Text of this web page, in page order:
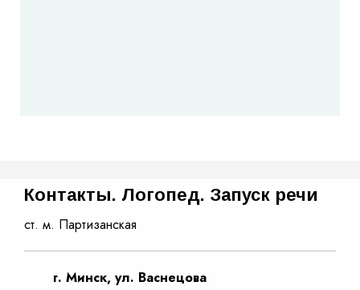
Контакты. Логопед. Запуск речи
ст. м. Партизанская
г. Минск, ул. Васнецова